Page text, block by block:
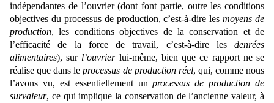
indépendantes de l’ouvrier (dont font partie, outre les conditions
objectives du processus de production, c’est-à-dire lesmoyens de
production, les conditions objectives de la conservation et de
l’efficacité de la force de travail, c’est-à-dire les denrées
alimentaires), sur l’ouvrierlui-même, bien que ce rapport ne se
réalise que dans leprocessus de production réel, qui, comme nous
l’avons vu, est essentiellement unprocessus de production de
survaleur, ce qui implique la conservation de l’ancienne valeur, à